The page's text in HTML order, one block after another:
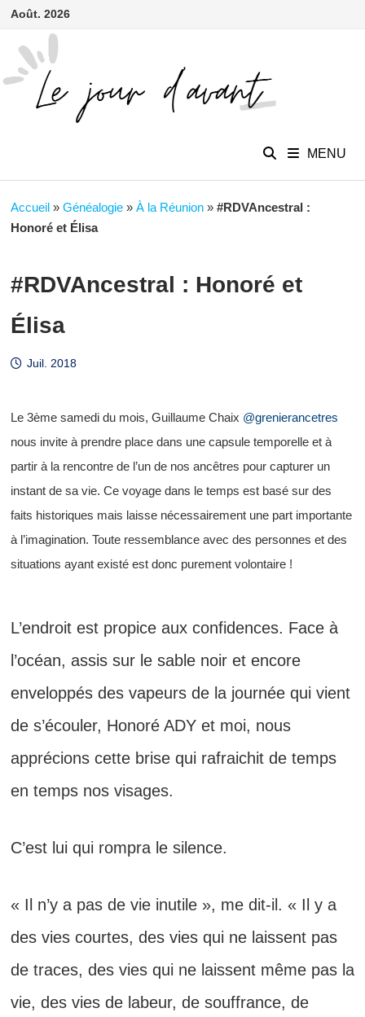
Passer
contenu
Août. 2026
MENU
Accueil» Généalogie» À la Réunion» #RDVAncestral :
Honoré et Élisa
#RDVAncestral : Honoré et
Élisa
Juil. 2018
Le 3ème samedi du mois, Guillaume Chaix @grenierancetres
nous invite à prendre place dans une capsule temporelle et à
partir à la rencontre de l’un de nos ancêtres pour capturer un
instant de sa vie. Ce voyage dans le temps est basé sur des
faits historiques mais laisse nécessairement une part importante
à l’imagination. Toute ressemblance avec des personnes et des
situations ayant existé est donc purement volontaire !
L’endroit est propice aux confidences. Face à
l’océan, assis sur le sable noir et encore
enveloppés des vapeurs de la journée qui vient
de s’écouler, Honoré ADY et moi, nous
apprécions cette brise qui rafraichit de temps
en temps nos visages.
C’est lui qui rompra le silence.
« Il n’y a pas de vie inutile », me dit-il. « Il y a
des vies courtes, des vies qui ne laissent pas
de traces, des vies qui ne laissent même pas la
vie, des vies de labeur, de souffrance, de